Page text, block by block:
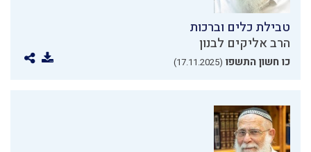
טבילת כלים וברכות
הרב אליקים לבנון
כו חשון התשפו (17.11.2025)